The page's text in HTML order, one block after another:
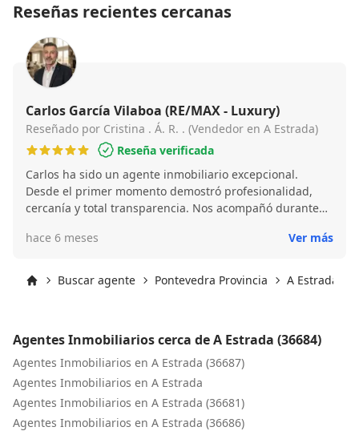
Reseñas recientes cercanas
Carlos García Vilaboa (RE/MAX - Luxury)
Reseñado por Cristina . Á. R. . (Vendedor en A Estrada)
Reseña verificada
Carlos ha sido un agente inmobiliario excepcional.
Desde el primer momento demostró profesionalidad,
cercanía y total transparencia. Nos acompañó durante
cada duda y gestionando todo con eficacia y
venta fue mucho más fácil de lo que imaginábamos.
Siempre disponible, atento a cada detalle y
hace 6 meses Ver más
Buscar agente Pontevedra Provincia A Estrada
Agentes Inmobiliarios cerca de A Estrada (36684)
Agentes Inmobiliarios en A Estrada (36687)
Agentes Inmobiliarios en A Estrada
Agentes Inmobiliarios en A Estrada (36681)
Agentes Inmobiliarios en A Estrada (36686)